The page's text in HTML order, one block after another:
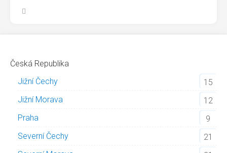
Česká Republika
Jižní Čechy
15
Jižní Morava
12
Praha
9
Severní Čechy
21